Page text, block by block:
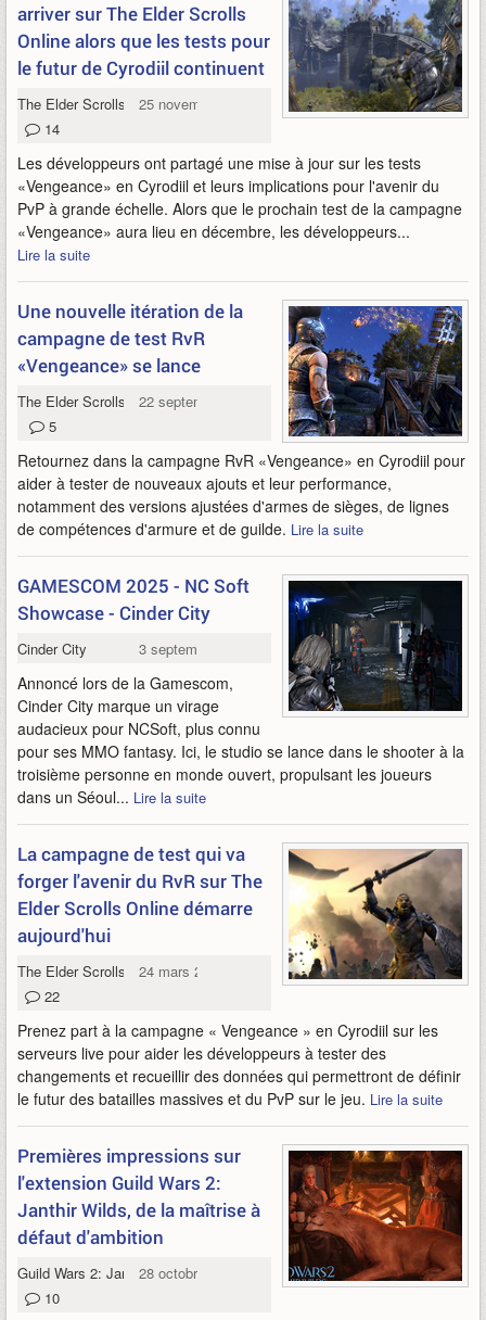
arriver sur The Elder Scrolls
Online alors que les tests pour
le futur de Cyrodiil continuent
The Elder Scrolls Online25 novembre 2025
14
Les développeurs ont partagé une mise à jour sur les tests
«Vengeance» en Cyrodiil et leurs implications pour l'avenir du
PvP à grande échelle. Alors que le prochain test de la campagne
«Vengeance» aura lieu en décembre, les développeurs...
Lire la suite
Une nouvelle itération de la
campagne de test RvR
«Vengeance» se lance
The Elder Scrolls Online22 septembre 2025
5
Retournez dans la campagne RvR «Vengeance» en Cyrodiil pour
aider à tester de nouveaux ajouts et leur performance,
notamment des versions ajustées d'armes de sièges, de lignes
de compétences d'armure et de guilde. Lire la suite
GAMESCOM 2025 - NC Soft
Showcase - Cinder City
Cinder City 3 septembre 2025
Annoncé lors de la Gamescom,
Cinder City marque un virage
audacieux pour NCSoft, plus connu
pour ses MMO fantasy. Ici, le studio se lance dans le shooter à la
troisième personne en monde ouvert, propulsant les joueurs
dans un Séoul... Lire la suite
La campagne de test qui va
forger l'avenir du RvR sur The
Elder Scrolls Online démarre
aujourd'hui
The Elder Scrolls Online24 mars 2025
22
Prenez part à la campagne « Vengeance » en Cyrodiil sur les
serveurs live pour aider les développeurs à tester des
changements et recueillir des données qui permettront de définir
le futur des batailles massives et du PvP sur le jeu. Lire la suite
Premières impressions sur
l'extension Guild Wars 2:
Janthir Wilds, de la maîtrise à
défaut d'ambition
Guild Wars 2: Janthir Wilds
28 octobre 2024
10